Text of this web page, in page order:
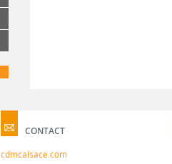
CONTACT
cdmcalsace.com